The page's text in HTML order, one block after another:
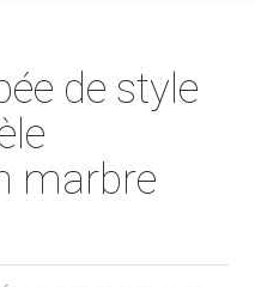
de style
marbre